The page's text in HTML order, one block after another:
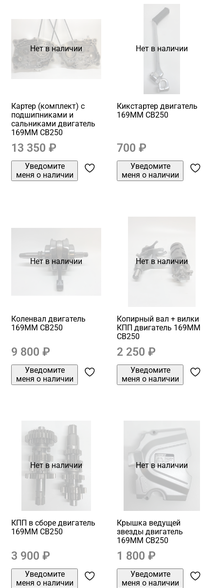
Нет в наличии
Картер (комплект) с
подшипниками и
сальниками двигатель
169MM CB250
13 350 ₽
Уведомите
меня о наличии
Нет в наличии
Кикстартер двигатель
169MM CB250
700 ₽
Уведомите
меня о наличии
Нет в наличии
Коленвал двигатель
169MM CB250
9 800 ₽
Уведомите
меня о наличии
Нет в наличии
Копирный вал + вилки
КПП двигатель 169MM
CB250
2 250 ₽
Уведомите
меня о наличии
Нет в наличии
КПП в сборе двигатель
169MM CB250
3 900 ₽
Уведомите
меня о наличии
Нет в наличии
Крышка ведущей
звезды двигатель
169MM CB250
1 800 ₽
Уведомите
меня о наличии